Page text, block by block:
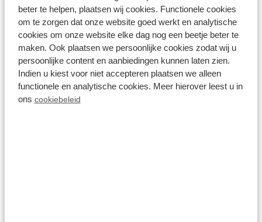
beter te helpen, plaatsen wij cookies. Functionele cookies
om te zorgen dat onze website goed werkt en analytische
cookies om onze website elke dag nog een beetje beter te
maken. Ook plaatsen we persoonlijke cookies zodat wij u
persoonlijke content en aanbiedingen kunnen laten zien.
Indien u kiest voor niet accepteren plaatsen we alleen
functionele en analytische cookies. Meer hierover leest u in
ons cookiebeleid
Genießen Sie Ruhe und Komfort in einem sehr
kompletten Ferienpark mit Freibad, Sportplatz,
Spielplatz und Restaurant. Ihr Ferienhaus in
Beekbergen ist auch hundefreundlich und der
Ferienpark verfügt über einen Hundespielplatz für
Ihren vierbeinigen Freund.